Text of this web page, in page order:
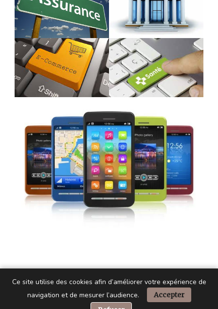
Ce site utilise des cookies afin d’améliorer votre expérience de
navigation et de mesurer l’audience.
Accepter